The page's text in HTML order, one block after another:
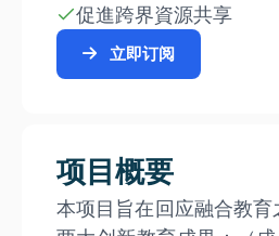
促進跨界資源共享
立即订阅
项目概要
本项目旨在回应融合教育